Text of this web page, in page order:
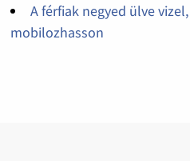
A férfiak negyed ülve
mobilozhasson